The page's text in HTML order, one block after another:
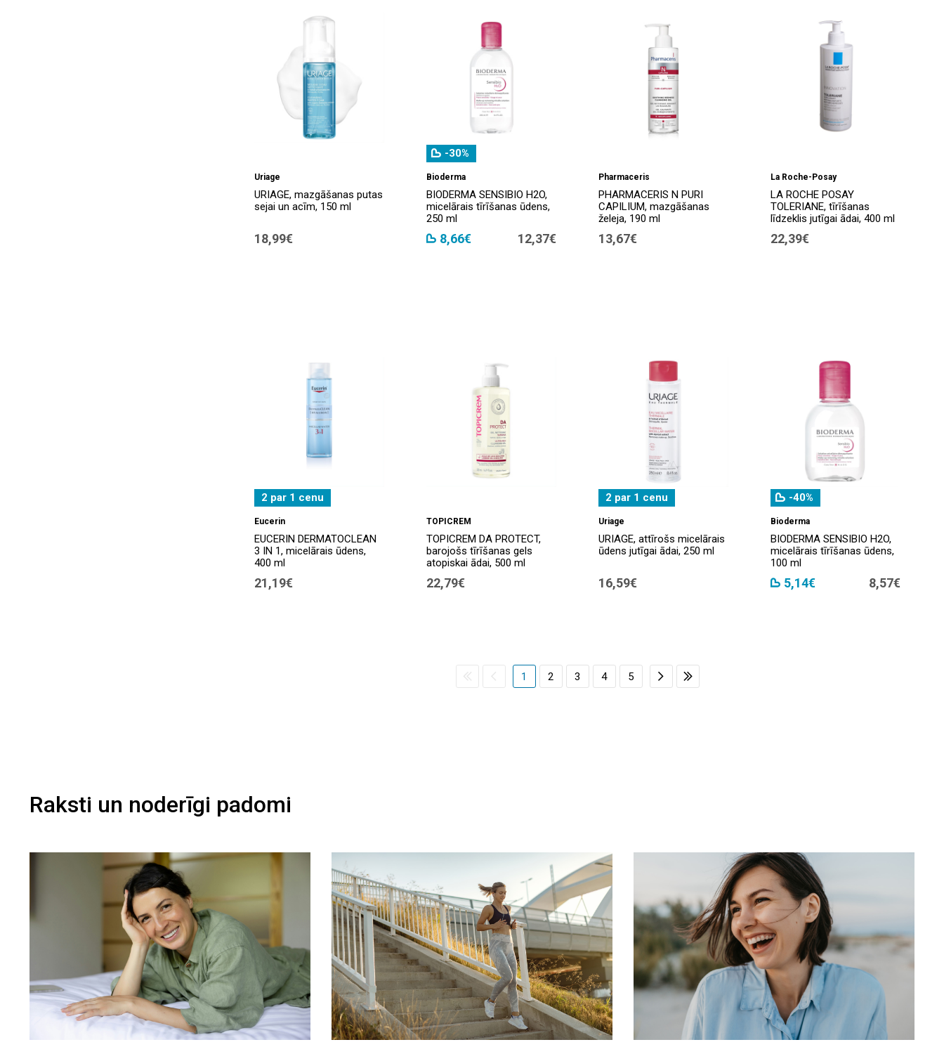
Uriage
URIAGE, mazgāšanas putas
sejai un acīm, 150 ml
18,99€
-30%
Bioderma
BIODERMA SENSIBIO H2O,
micelārais tīrīšanas ūdens,
250 ml
8,66€ 12,37€
Pharmaceris
PHARMACERIS N PURI
CAPILIUM, mazgāšanas
želeja, 190 ml
13,67€
La Roche-Posay
LA ROCHE POSAY
TOLERIANE, tīrīšanas
līdzeklis jutīgai ādai, 400 ml
22,39€
2 par 1 cenu
Eucerin
EUCERIN DERMATOCLEAN
3 IN 1, micelārais ūdens,
400 ml
21,19€
TOPICREM
TOPICREM DA PROTECT,
barojošs tīrīšanas gels
atopiskai ādai, 500 ml
22,79€
2 par 1 cenu
Uriage
URIAGE, attīrošs micelārais
ūdens jutīgai ādai, 250 ml
16,59€
-40%
Bioderma
BIODERMA SENSIBIO H2O,
micelārais tīrīšanas ūdens,
100 ml
5,14€ 8,57€
1 2 3 4 5
Raksti un noderīgi padomi